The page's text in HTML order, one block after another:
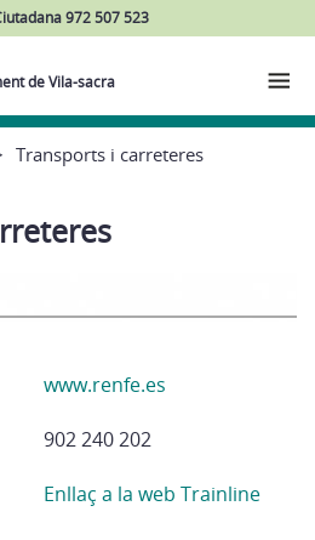
972 507 523
de Vila-sacra
Transports i carreteres
www.renfe.es
902 240 202
Enllaç a la web Trainline